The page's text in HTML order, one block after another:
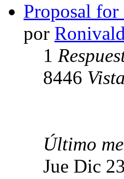
Proposal
por
1
8446
Último
Jue Dic